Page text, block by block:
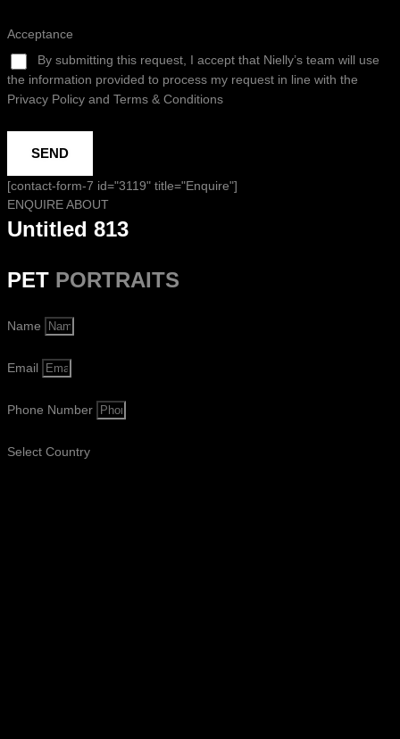
Acceptance
By submitting this request, I accept that Nielly’s team will use
the information provided to process my request in line with the
Privacy Policy and Terms & Conditions
SEND
[contact-form-7 id="3119" title="Enquire"]
ENQUIRE ABOUT
Untitled 813
PET PORTRAITS
Name
Email
Phone Number
Select Country